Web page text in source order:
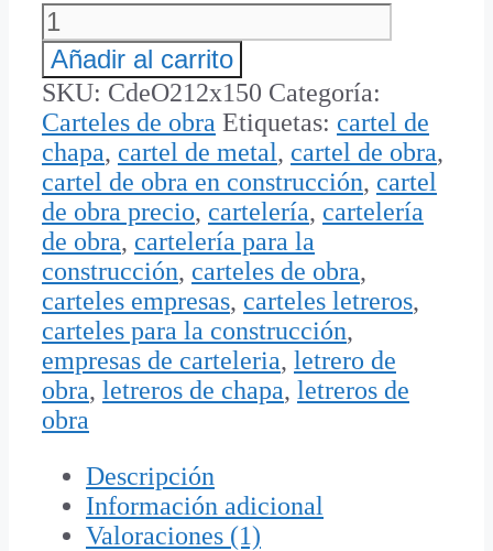
Letrero
de
Obra
Carteles
cantidad
Añadir al carrito
SKU: CdeO212x150 Categoría:
Carteles de obra Etiquetas: cartel de
chapa, cartel de metal, cartel de obra,
cartel de obra en construcción, cartel
de obra precio, cartelería, cartelería
de obra, cartelería para la
construcción, carteles de obra,
carteles empresas, carteles letreros,
carteles para la construcción,
empresas de carteleria, letrero de
obra, letreros de chapa, letreros de
obra
Descripción
Información adicional
Valoraciones (1)